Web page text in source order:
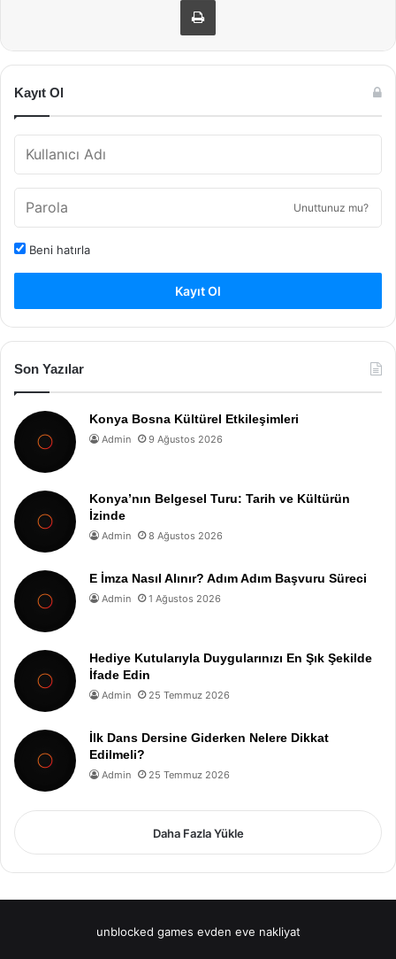
Kayıt Ol
Unuttunuz mu?
Beni hatırla
Kayıt Ol
Son Yazılar
Konya Bosna Kültürel Etkileşimleri
Admin 9 Ağustos 2026
Konya’nın Belgesel Turu: Tarih ve Kültürün
İzinde
Admin 8 Ağustos 2026
E İmza Nasıl Alınır? Adım Adım Başvuru Süreci
Admin 1 Ağustos 2026
Hediye Kutularıyla Duygularınızı En Şık Şekilde
İfade Edin
Admin 25 Temmuz 2026
İlk Dans Dersine Giderken Nelere Dikkat
Edilmeli?
Admin 25 Temmuz 2026
Daha Fazla Yükle
unblocked games evden eve nakliyat